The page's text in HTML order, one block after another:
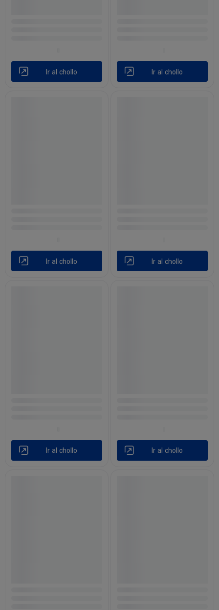
Ir al chollo Ir al chollo
Ir al chollo Ir al chollo
Ir al chollo Ir al chollo